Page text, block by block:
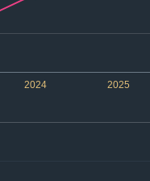
2024 2025